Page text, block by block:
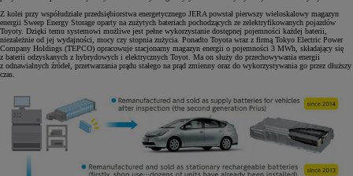
Z kolei przy współudziale przedsiębiorstwa energetycznego JERA powstał pierwszy wieloskalowy magazyn
energii Sweep Energy Storage oparty na zużytych bateriach pochodzących ze zelektryfikowanych pojazdów
Toyoty. Dzięki temu systemowi możliwe jest pełne wykorzystanie dostępnej pojemności każdej baterii,
niezależnie od jej wydajności, mocy czy stopnia zużycia. Ponadto Toyota wraz z firmą Tokyo Electric Power
Company Holdings (TEPCO) opracowuje stacjonarny magazyn energii o pojemności 3 MWh, składający się
z baterii odzyskanych z hybrydowych i elektrycznych Toyot. Ma on służy do przechowywania energii
z odnawialnych źródeł, przetwarzania prądu stałego na prąd zmienny oraz do wykorzystywania go przez dłuższy
czas.